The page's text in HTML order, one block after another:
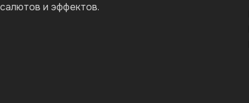
салютов и эффектов.